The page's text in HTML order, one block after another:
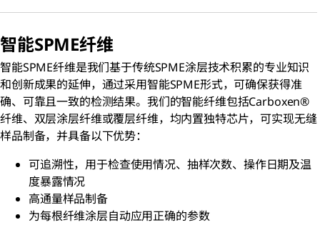
解决方案
智能SPME纤维
智能SPME纤维是我们基于传统SPME涂层技术积累的专业知识
和创新成果的延伸，通过采用智能SPME形式，可确保获得准
确、可靠且一致的检测结果。我们的智能纤维包括Carboxen®
纤维、双层涂层纤维或覆层纤维，均内置独特芯片，可实现无缝
样品制备，并具备以下优势：
可追溯性，用于检查使用情况、抽样次数、操作日期及温
度暴露情况
高通量样品制备
为每根纤维涂层自动应用正确的参数